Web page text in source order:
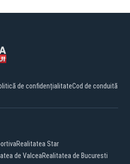
de confidențialitateCod de conduită
Realitatea Star
de ValceaRealitatea de Bucuresti